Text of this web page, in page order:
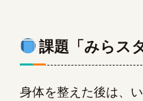
課題「みらス
身体を整えた後は、